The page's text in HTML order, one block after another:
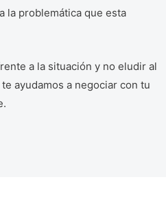
la problemática que esta
a la situación y no eludir al
te ayudamos a negociar con tu